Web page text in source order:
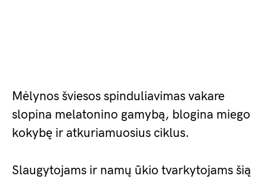
Mėlynos šviesos spinduliavimas vakare
slopina melatonino gamybą, blogina miego
kokybę ir atkuriamuosius ciklus.
Slaugytojams ir namų ūkio tvarkytojams šią